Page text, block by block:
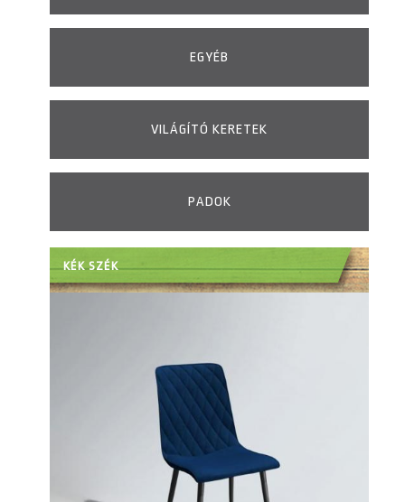
EGYÉB
VILÁGÍTÓ KERETEK
PADOK
KÉK SZÉK